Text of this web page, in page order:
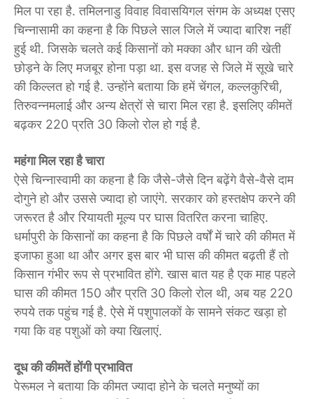
मिल पा रहा है. तमिलनाडु विवाह विवासयिगल संगम के अध्यक्ष एसए
चिन्नासामी का कहना है कि पिछले साल जिले में ज्यादा बारिश नहीं
हुई थी. जिसके चलते कई किसानों को मक्का और धान की खेती
छोड़ने के लिए मजबूर होना पड़ा था. इस वजह से जिले में सूखे चारे
की किल्लत हो गई है. उन्होंने बताया कि हमें चेंगल, कल्लकुरिची,
तिरुवन्नमलाई और अन्य क्षेत्रों से चारा मिल रहा है. इसलिए कीमतें
बढ़कर 220 प्रति 30 किलो रोल हो गई है.
महंगा मिल रहा है चारा
ऐसे चिन्नास्वामी का कहना है कि जैसे-जैसे दिन बढ़ेंगे वैसे-वैसे दाम
दोगुने हो और उससे ज्यादा हो जाएंगे. सरकार को हस्तक्षेप करने की
जरूरत है और रियायती मूल्य पर घास वितरित करना चाहिए.
धर्मापुरी के किसानों का कहना है कि पिछले वर्षों में चारे की कीमत में
इजाफा हुआ था और अगर इस बार भी घास की कीमत बढ़ती हैं तो
किसान गंभीर रूप से प्रभावित होंगे. खास बात यह है एक माह पहले
घास की कीमत 150 और प्रति 30 किलो रोल थी, अब यह 220
रुपये तक पहुंच गई है. ऐसे में पशुपालकों के सामने संकट खड़ा हो
गया कि वह पशुओं को क्या खिलाएं.
दूध की कीमतें होंगी प्रभावित
पेरूमल ने बताया कि कीमत ज्यादा होने के चलते मनुष्यों का